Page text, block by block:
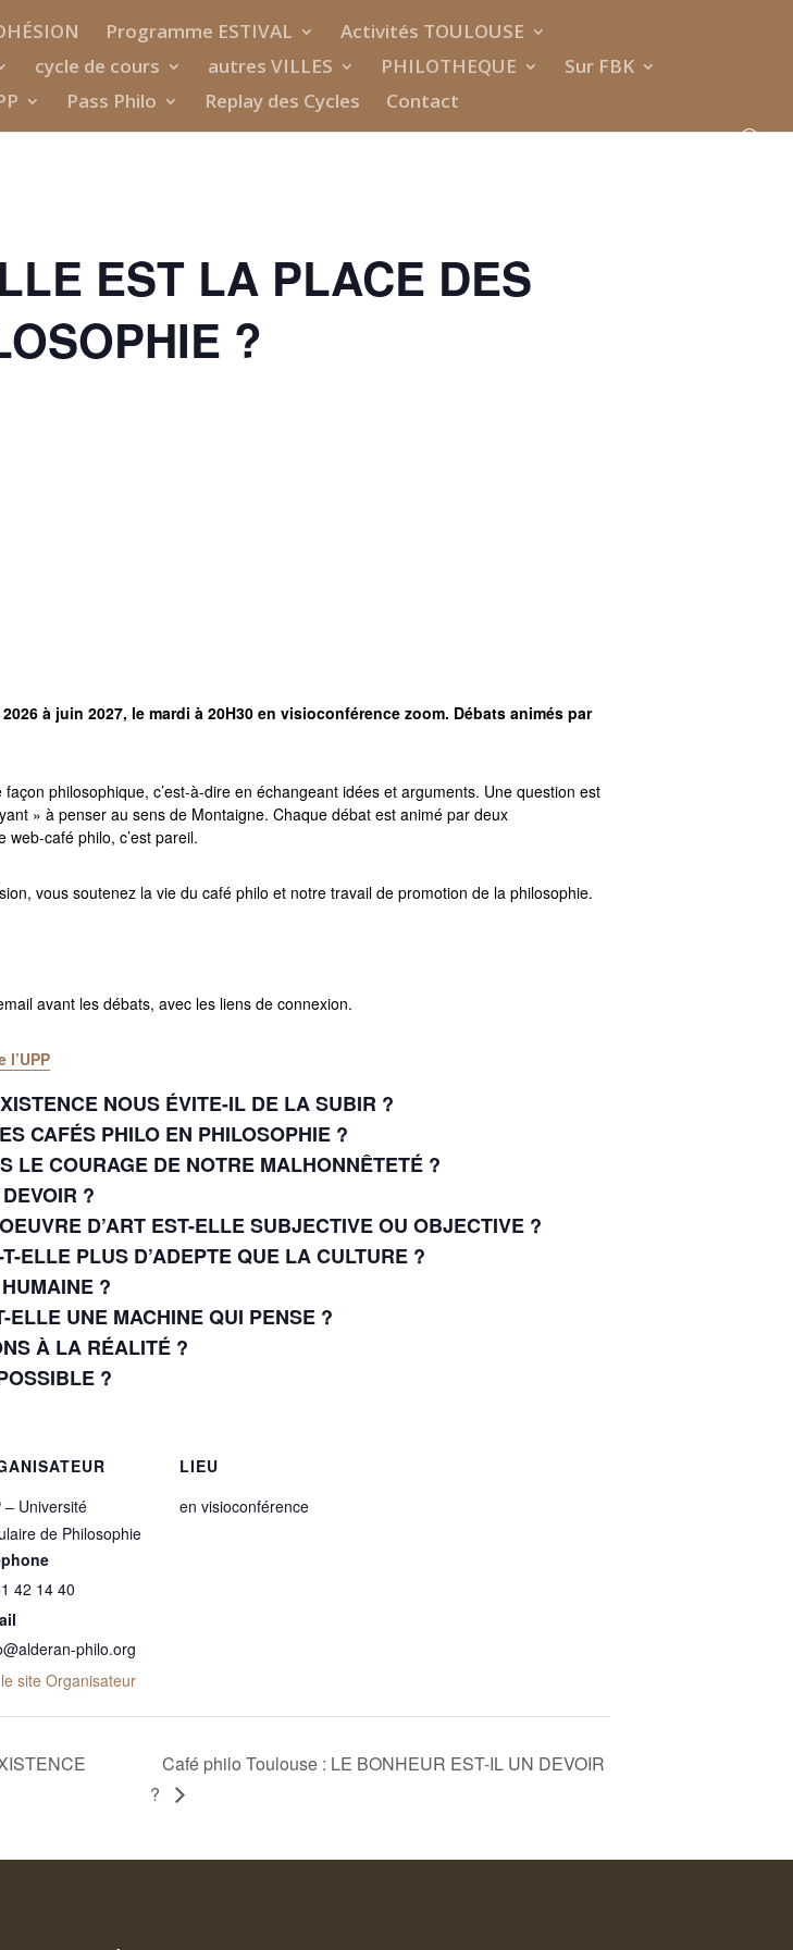
Programme ESTIVAL
Activités TOULOUSE
cycle de cours autres VILLES PHILOTHEQUE
Sur FBK
Pass Philo Replay des Cycles Contact
EST LA PLACE DES
?
à juin 2027, le mardi à 20H30 en visioconférence zoom. Débats animés par
philosophique, c’est-à-dire en échangeant idées et arguments. Une question est
» à penser au sens de Montaigne. Chaque débat est animé par deux
web-café philo, c’est pareil.
vous soutenez la vie du café philo et notre travail de promotion de la philosophie.
avant les débats, avec les liens de connexion.
NOUS ÉVITE-IL DE LA SUBIR ?
CAFÉS PHILO EN PHILOSOPHIE ?
LE COURAGE DE NOTRE MALHONNÊTETÉ ?
?
D’ART EST-ELLE SUBJECTIVE OU OBJECTIVE ?
ELLE PLUS D’ADEPTE QUE LA CULTURE ?
?
UNE MACHINE QUI PENSE ?
À LA RÉALITÉ ?
?
– Université
de Philosophie
42 14 40
philo.org
site Organisateur
LIEU
en visioconférence
Café philo Toulouse : LE BONHEUR EST-IL UN DEVOIR
?